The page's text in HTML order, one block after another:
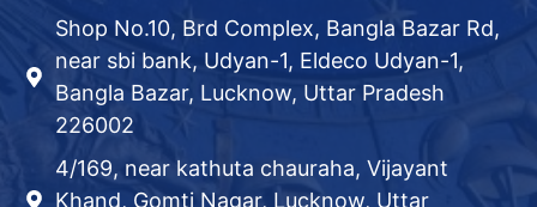
Shop No.10, Brd Complex, Bangla Bazar Rd,
near sbi bank, Udyan-1, Eldeco Udyan-1,
Bangla Bazar, Lucknow, Uttar Pradesh
226002
4/169, near kathuta chauraha, Vijayant
Khand, Gomti Nagar, Lucknow, Uttar